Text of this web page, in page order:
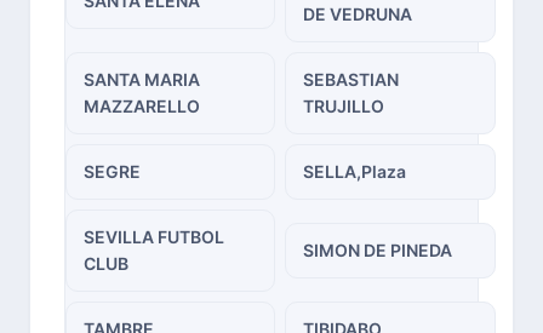
DE VEDRUNA
SANTA MARIA
MAZZARELLO
SEBASTIAN
TRUJILLO
SEGRE SELLA,Plaza
SEVILLA FUTBOL
CLUB
SIMON DE PINEDA
TAMBRE TIBIDABO